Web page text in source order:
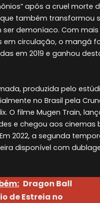
após a cruel morte
também transformou
demoníaco. Com mais
em circulação, o mangá
em 2019 e ganhou
produzida pelo
no Brasil pela
O filme Mugen Train,
e chegou aos cinemas
2022, a segunda
disponível com
Dragon Ball
de Estreia no